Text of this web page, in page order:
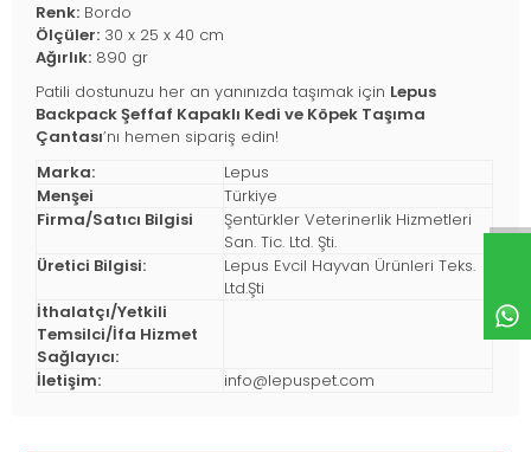
Renk: Bordo
Ölçüler: 30 x 25 x 40 cm
Ağırlık: 890 gr
Patili dostunuzu her an yanınızda taşımak için Lepus
Backpack Şeffaf Kapaklı Kedi ve Köpek Taşıma
Çantası’nı hemen sipariş edin!
Marka:
Lepus
Menşei
Türkiye
Firma/Satıcı Bilgisi
Şentürkler Veterinerlik Hizmetleri
San. Tic. Ltd. Şti.
Üretici Bilgisi:
Lepus Evcil Hayvan Ürünleri Teks.
Ltd.Şti
İthalatçı/Yetkili
Temsilci/İfa Hizmet
Sağlayıcı:
İletişim:
info@lepuspet.com